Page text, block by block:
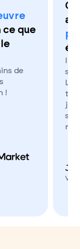
ce que
de
!
VP